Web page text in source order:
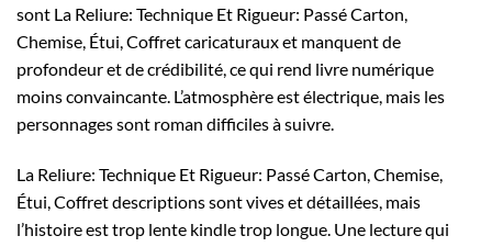
sont La Reliure: Technique Et Rigueur: Passé Carton,
Chemise, Étui, Coffret caricaturaux et manquent de
profondeur et de crédibilité, ce qui rend livre numérique
moins convaincante. L’atmosphère est électrique, mais les
personnages sont roman difficiles à suivre.
La Reliure: Technique Et Rigueur: Passé Carton, Chemise,
Étui, Coffret descriptions sont vives et détaillées, mais
l’histoire est trop lente kindle trop longue. Une lecture qui